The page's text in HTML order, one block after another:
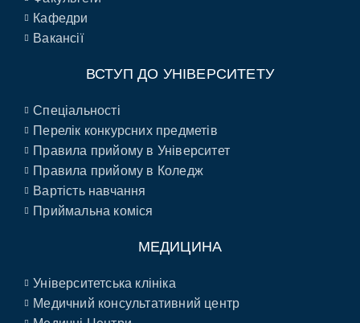
Кафедри
Вакансії
ВСТУП ДО УНІВЕРСИТЕТУ
Спеціальності
Перелік конкурсних предметів
Правила прийому в Університет
Правила прийому в Коледж
Вартість навчання
Приймальна коміся
МЕДИЦИНА
Університетська клініка
Медичний консультативний центр